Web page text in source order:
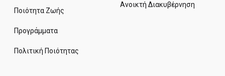
Ποιότητα Ζωής
Προγράμματα
Πολιτική Ποιότητας
Ανοικτή Διακυβέρνηση